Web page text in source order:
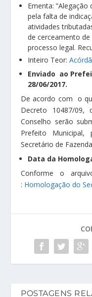
Ementa:
pela falta de
atividades
de cerceamento
processo legal.
Inteiro Teor:
Enviado ao
28/06/2017.
De acordo com o
Decreto 10487/09,
Conselho serão
Prefeito Municipal,
Secretário de
Data da
Conforme o
: Homologação do
POSTAGENS